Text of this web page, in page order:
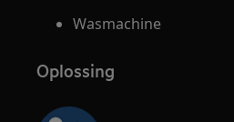
Wasmachine
Oplossing